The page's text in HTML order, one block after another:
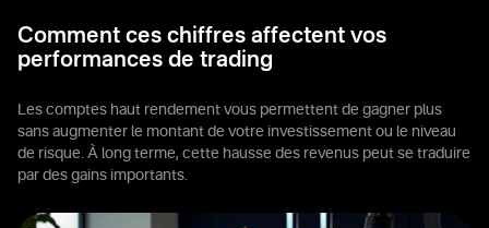
Comment ces chiffres affectent vos
performances de trading
Les comptes haut rendement vous permettent de gagner plus
sans augmenter le montant de votre investissement ou le niveau
de risque. À long terme, cette hausse des revenus peut se traduire
par des gains importants.